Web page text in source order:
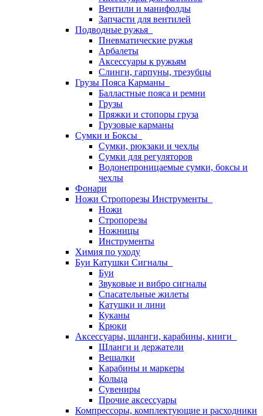
Вентили и манифолды
Запчасти для вентилей
Подводные ружья
Пневматические ружья
Арбалеты
Аксессуары к ружьям
Слинги, гарпуны, трезубцы
Грузы Пояса Карманы
Балластные пояса и ремни
Грузы
Пряжки и стопоры груза
Грузовые карманы
Сумки и Боксы
Сумки, рюкзаки и чехлы
Сумки для регуляторов
Водонепроницаемые сумки, боксы и
чехлы
Фонари
Ножи Стропорезы Инструменты
Ножи
Стропорезы
Ножницы
Инструменты
Химия по уходу
Буи Катушки Сигналы
Буи
Звуковые и вибро сигналы
Спасательные жилеты
Катушки и лини
Куканы
Крюки
Аксессуары, шланги, карабины, книги
Шланги и держатели
Вешалки
Карабины и маркеры
Кольца
Сувениры
Прочие аксессуары
Компрессоры, комплектующие и расходники